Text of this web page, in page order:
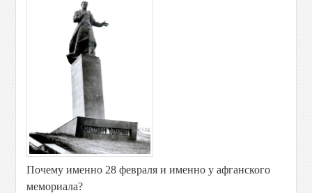
Почему именно 28 февраля и именно у афганского
мемориала?